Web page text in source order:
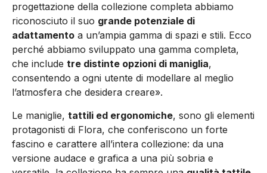
progettazione della collezione completa abbiamo
riconosciuto il suo grande potenziale di
adattamento a un’ampia gamma di spazi e stili. Ecco
perché abbiamo sviluppato una gamma completa,
che include tre distinte opzioni di maniglia,
consentendo a ogni utente di modellare al meglio
l’atmosfera che desidera creare».
Le maniglie, tattili ed ergonomiche, sono gli elementi
protagonisti di Flora, che conferiscono un forte
fascino e carattere all’intera collezione: da una
versione audace e grafica a una più sobria e